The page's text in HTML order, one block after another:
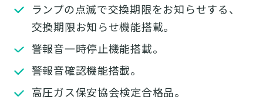
ランプの点滅で交換期限をお知らせする、
交換期限お知らせ機能搭載。
警報音一時停止機能搭載。
警報音確認機能搭載。
高圧ガス保安協会検定合格品。